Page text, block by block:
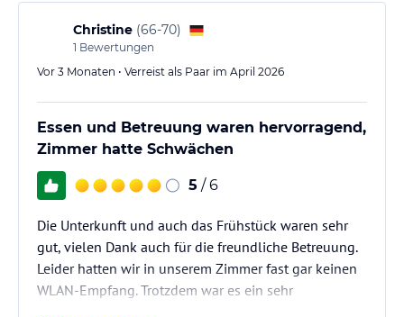
Christine (66-70)
1 Bewertungen
Vor 3 Monaten • Verreist als Paar im April 2026
Essen und Betreuung waren hervorragend,
Zimmer hatte Schwächen
5 / 6
Die Unterkunft und auch das Frühstück waren sehr
gut, vielen Dank auch für die freundliche Betreuung.
Leider hatten wir in unserem Zimmer fast gar keinen
WLAN-Empfang. Trotzdem war es ein sehr